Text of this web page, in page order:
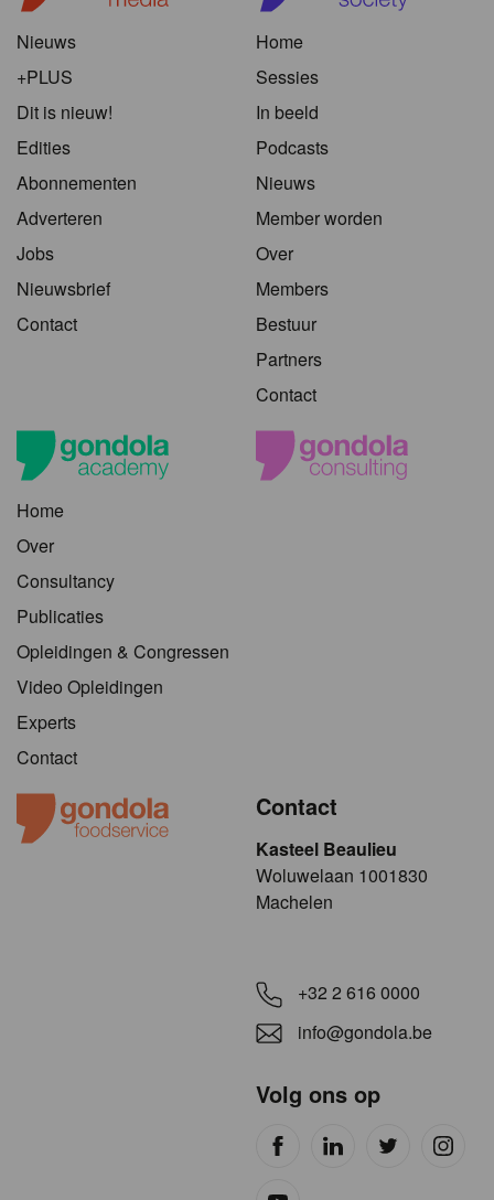
Nieuws
+PLUS
Dit is nieuw!
Edities
Abonnementen
Adverteren
Jobs
Nieuwsbrief
Contact
Home
Sessies
In beeld
Podcasts
Nieuws
Member worden
Over
Members
Bestuur
Partners
Contact
Home
Over
Consultancy
Publicaties
Opleidingen & Congressen
Video Opleidingen
Experts
Contact
Contact
Kasteel Beaulieu
​​​Woluwelaan 1001830
Machelen
+32 2 616 0000
info@gondola.be
Volg ons op